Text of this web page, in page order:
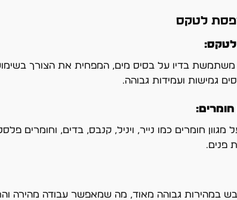
לטקס
לטקס:
בדיו על בסיס מים, המפחית את הצורך בשימוש
גמישות ועמידות גבוהה.
חומרים:
חומרים כמו נייר, ויניל, קנבס, בדים, וחומרים
פנים.
במהירות גבוהה מאוד, מה שמאפשר עבודה מהירה